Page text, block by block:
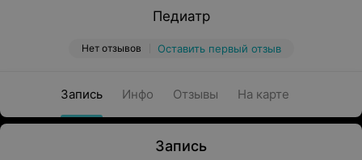
Педиатр
Нет отзывов Оставить первый отзыв
Запись Инфо Отзывы На карте
Запись